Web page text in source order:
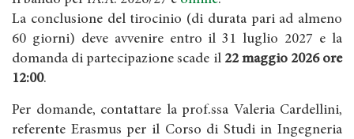
La conclusione del tirocinio (di durata pari ad almeno
60 giorni) deve avvenire entro il 31 luglio 2027 e la
domanda di partecipazione scade il 22 maggio 2026 ore
12:00.
Per domande, contattare la prof.ssa Valeria Cardellini,
referente Erasmus per il Corso di Studi in Ingegneria